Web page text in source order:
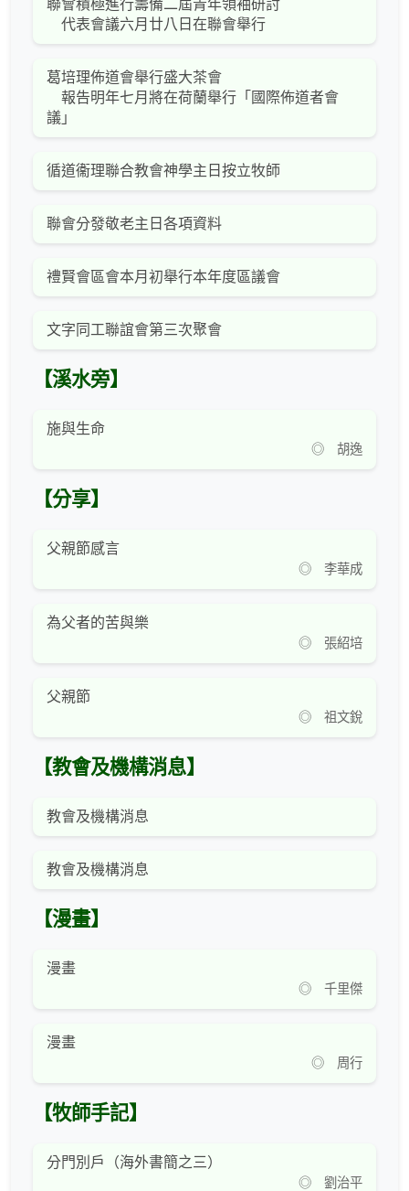
聯會積極進行籌備二屆青年領袖研討
代表會議六月廿八日在聯會舉行
葛培理佈道會舉行盛大茶會
報告明年七月將在荷蘭舉行「國際佈道者會
議」
循道衞理聯合教會神學主日按立牧師
聯會分發敬老主日各項資料
禮賢會區會本月初舉行本年度區議會
文字同工聯誼會第三次聚會
【溪水旁】
施與生命
◎ 胡逸
【分享】
父親節感言
◎ 李華成
為父者的苦與樂
◎ 張紹培
父親節
◎ 祖文銳
【教會及機構消息】
教會及機構消息
教會及機構消息
【漫畫】
漫畫
◎ 千里傑
漫畫
◎ 周行
【牧師手記】
分門別戶（海外書簡之三）
◎ 劉治平